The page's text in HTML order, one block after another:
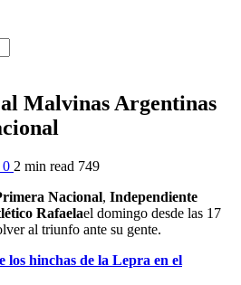
Malvinas Argentinas
0 2 min read 749
Nacional, Independiente
Rafaelael domingo desde las 17
al triunfo ante su gente.
los hinchas de la Lepra en el